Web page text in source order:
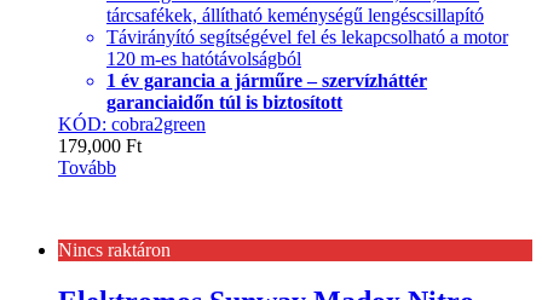
tárcsafékek, állítható keménységű lengéscsillapító
Távirányító segítségével fel és lekapcsolható a motor
120 m-es hatótávolságból
1 év garancia a járműre – szervízháttér
garanciaidőn túl is biztosított
KÓD: cobra2green
179,000 Ft
Tovább
Nincs raktáron